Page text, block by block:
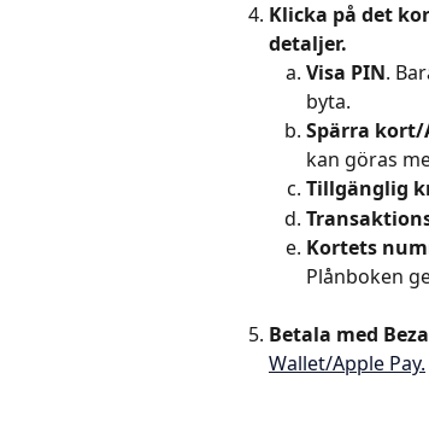
Klicka på det
detaljer.
Visa PIN.
byta.
Spärra
kan göras
Tillgänglig
Kortets
Plånboken
Betala med
Wallet/Apple Pay.